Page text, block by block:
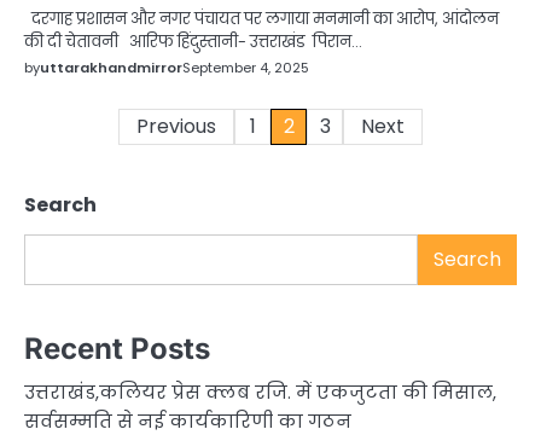
दरगाह प्रशासन और नगर पंचायत पर लगाया मनमानी का आरोप, आंदोलन
की दी चेतावनी आरिफ हिंदुस्तानी- उत्तराखंड पिरान…
byuttarakhandmirrorSeptember 4, 2025
Previous 1 2 3 Next
Search
Search
Recent Posts
उत्तराखंड,कलियर प्रेस क्लब रजि. में एकजुटता की मिसाल,
सर्वसम्मति से नई कार्यकारिणी का गठन